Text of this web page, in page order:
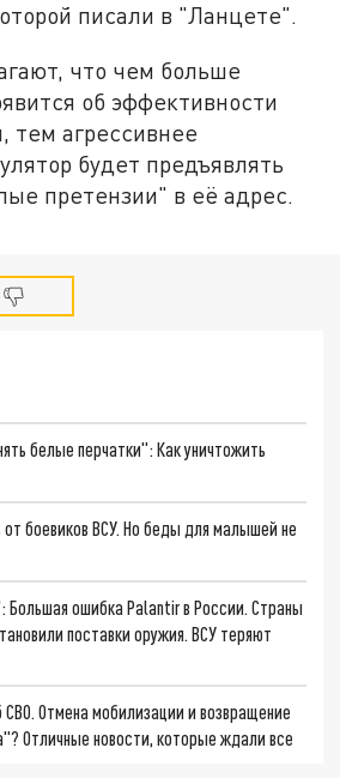
писали в "Ланцете".
что чем больше
об эффективности
тем агрессивнее
будет предъявлять
претензии" в её адрес.
белые перчатки": Как уничтожить
боевиков ВСУ. Но беды для малышей не
Большая ошибка Palantir в России. Страны
поставки оружия. ВСУ теряют
СВО. Отмена мобилизации и возвращение
Отличные новости, которые ждали все